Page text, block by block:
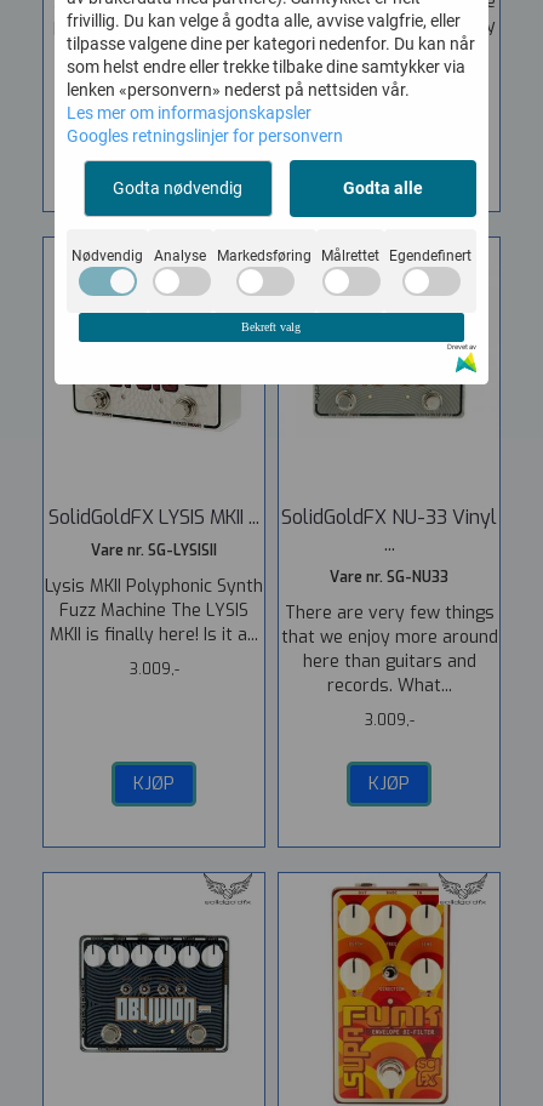
pedal that captures the...
2.562,-
KJØP
intrigued by its charmingly
retro...
2.226,-
SolidGoldFX LYSIS MKII ...
Vare nr. SG-LYSISII
Lysis MKII Polyphonic Synth
Fuzz Machine The LYSIS
MKII is finally here! Is it a...
3.009,-
KJØP
SolidGoldFX NU-33 Vinyl
...
Vare nr. SG-NU33
There are very few things
that we enjoy more around
here than guitars and
records. What...
3.009,-
KJØP
frivillig. Du kan velge å godta alle, avvise valgfrie, eller
tilpasse valgene dine per kategori nedenfor. Du kan når
som helst endre eller trekke tilbake dine samtykker via
lenken «personvern» nederst på nettsiden vår.
Les mer om informasjonskapsler
Googles retningslinjer for personvern
Godta nødvendig Godta alle
Nødvendig Analyse Markedsføring Målrettet Egendefinert
Bekreft valg
Drevet av